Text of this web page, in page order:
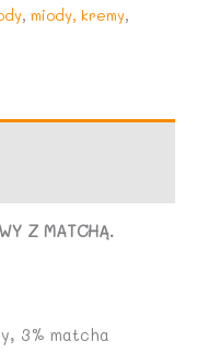
, miody, kremy,
Z MATCHĄ.
3% matcha